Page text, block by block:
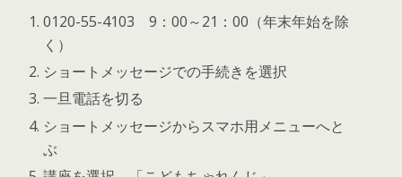
0120-55-4103 9：00～21：00（年末年始を除
く）
ショートメッセージでの手続きを選択
一旦電話を切る
ショートメッセージからスマホ用メニューへと
ぶ